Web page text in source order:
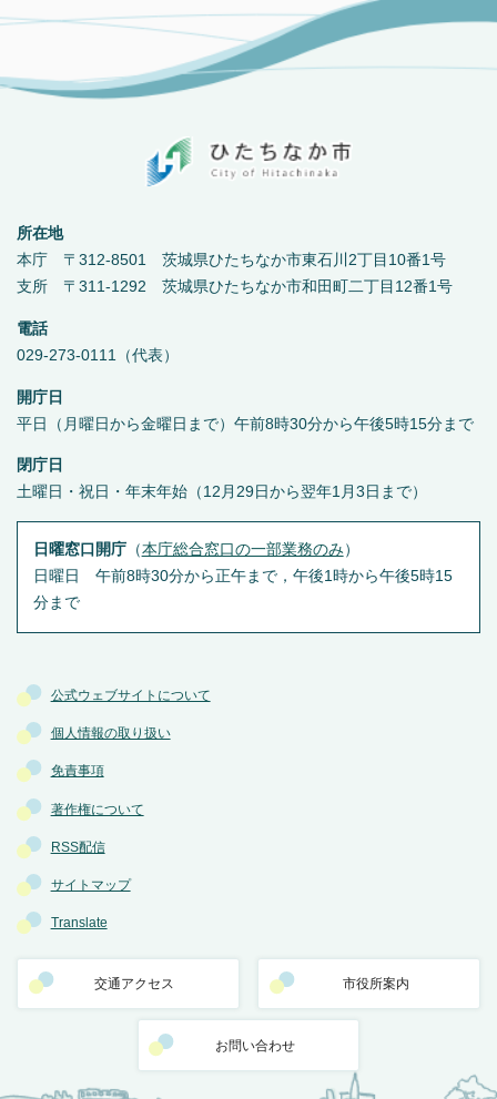
公式ウェブサイトについて
個人情報の取り扱い
免責事項
著作権について
RSS配信
サイトマップ
Translate
交通アクセス 市役所案内
お問い合わせ
所在地
本庁 〒312-8501 茨城県ひたちなか市東石川2丁目10番1号
支所 〒311-1292 茨城県ひたちなか市和田町二丁目12番1号
電話
029-273-0111（代表）
開庁日
平日（月曜日から金曜日まで）午前8時30分から午後5時15分まで
閉庁日
土曜日・祝日・年末年始（12月29日から翌年1月3日まで）
日曜窓口開庁（本庁総合窓口の一部業務のみ ）
日曜日 午前8時30分から正午まで，午後1時から午後5時15
分まで